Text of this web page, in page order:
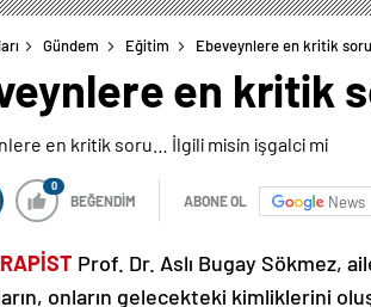
Gündem Eğitim Ebeveynlere en kritik
en kritik
0
BEĞENDİM ABONE OL News
Prof. Dr. Aslı Bugay Sökmez,
onların gelecekteki kimliklerini